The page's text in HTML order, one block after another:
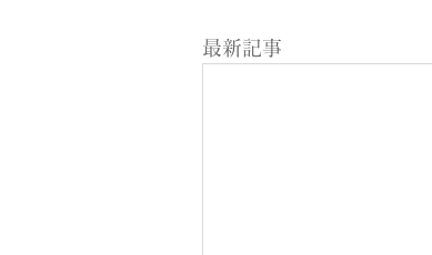
最新記事